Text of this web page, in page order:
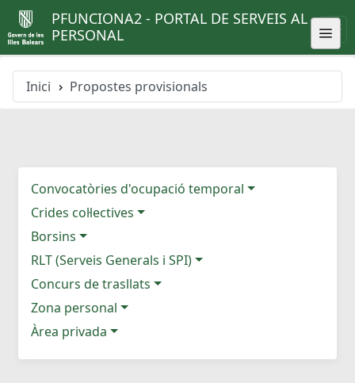
PFUNCIONA2 - PORTAL DE SERVEIS AL
PERSONAL
Inici Propostes provisionals
Convocatòries d'ocupació temporal
Crides col·lectives
Borsins
RLT (Serveis Generals i SPI)
Concurs de trasllats
Zona personal
Àrea privada